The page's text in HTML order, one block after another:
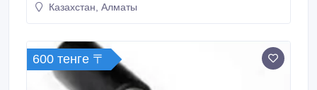
и сборно-монолитных железобетонных конструкций
изделия подразделяют на два основных типа:
открытые закладные конструкции и закрытые
закладные конструкции.
Казахстан, Алматы
600 тенге 〒